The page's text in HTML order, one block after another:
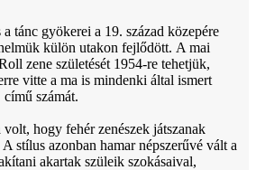
tánc gyökerei a 19. század közepére
külön utakon fejlődött. A mai
zene születését 1954-re tehetjük,
vitte a ma is mindenki által ismert
számát.
hogy fehér zenészek játszanak
stílus azonban hamar népszerűvé vált a
akartak szüleik szokásaival,